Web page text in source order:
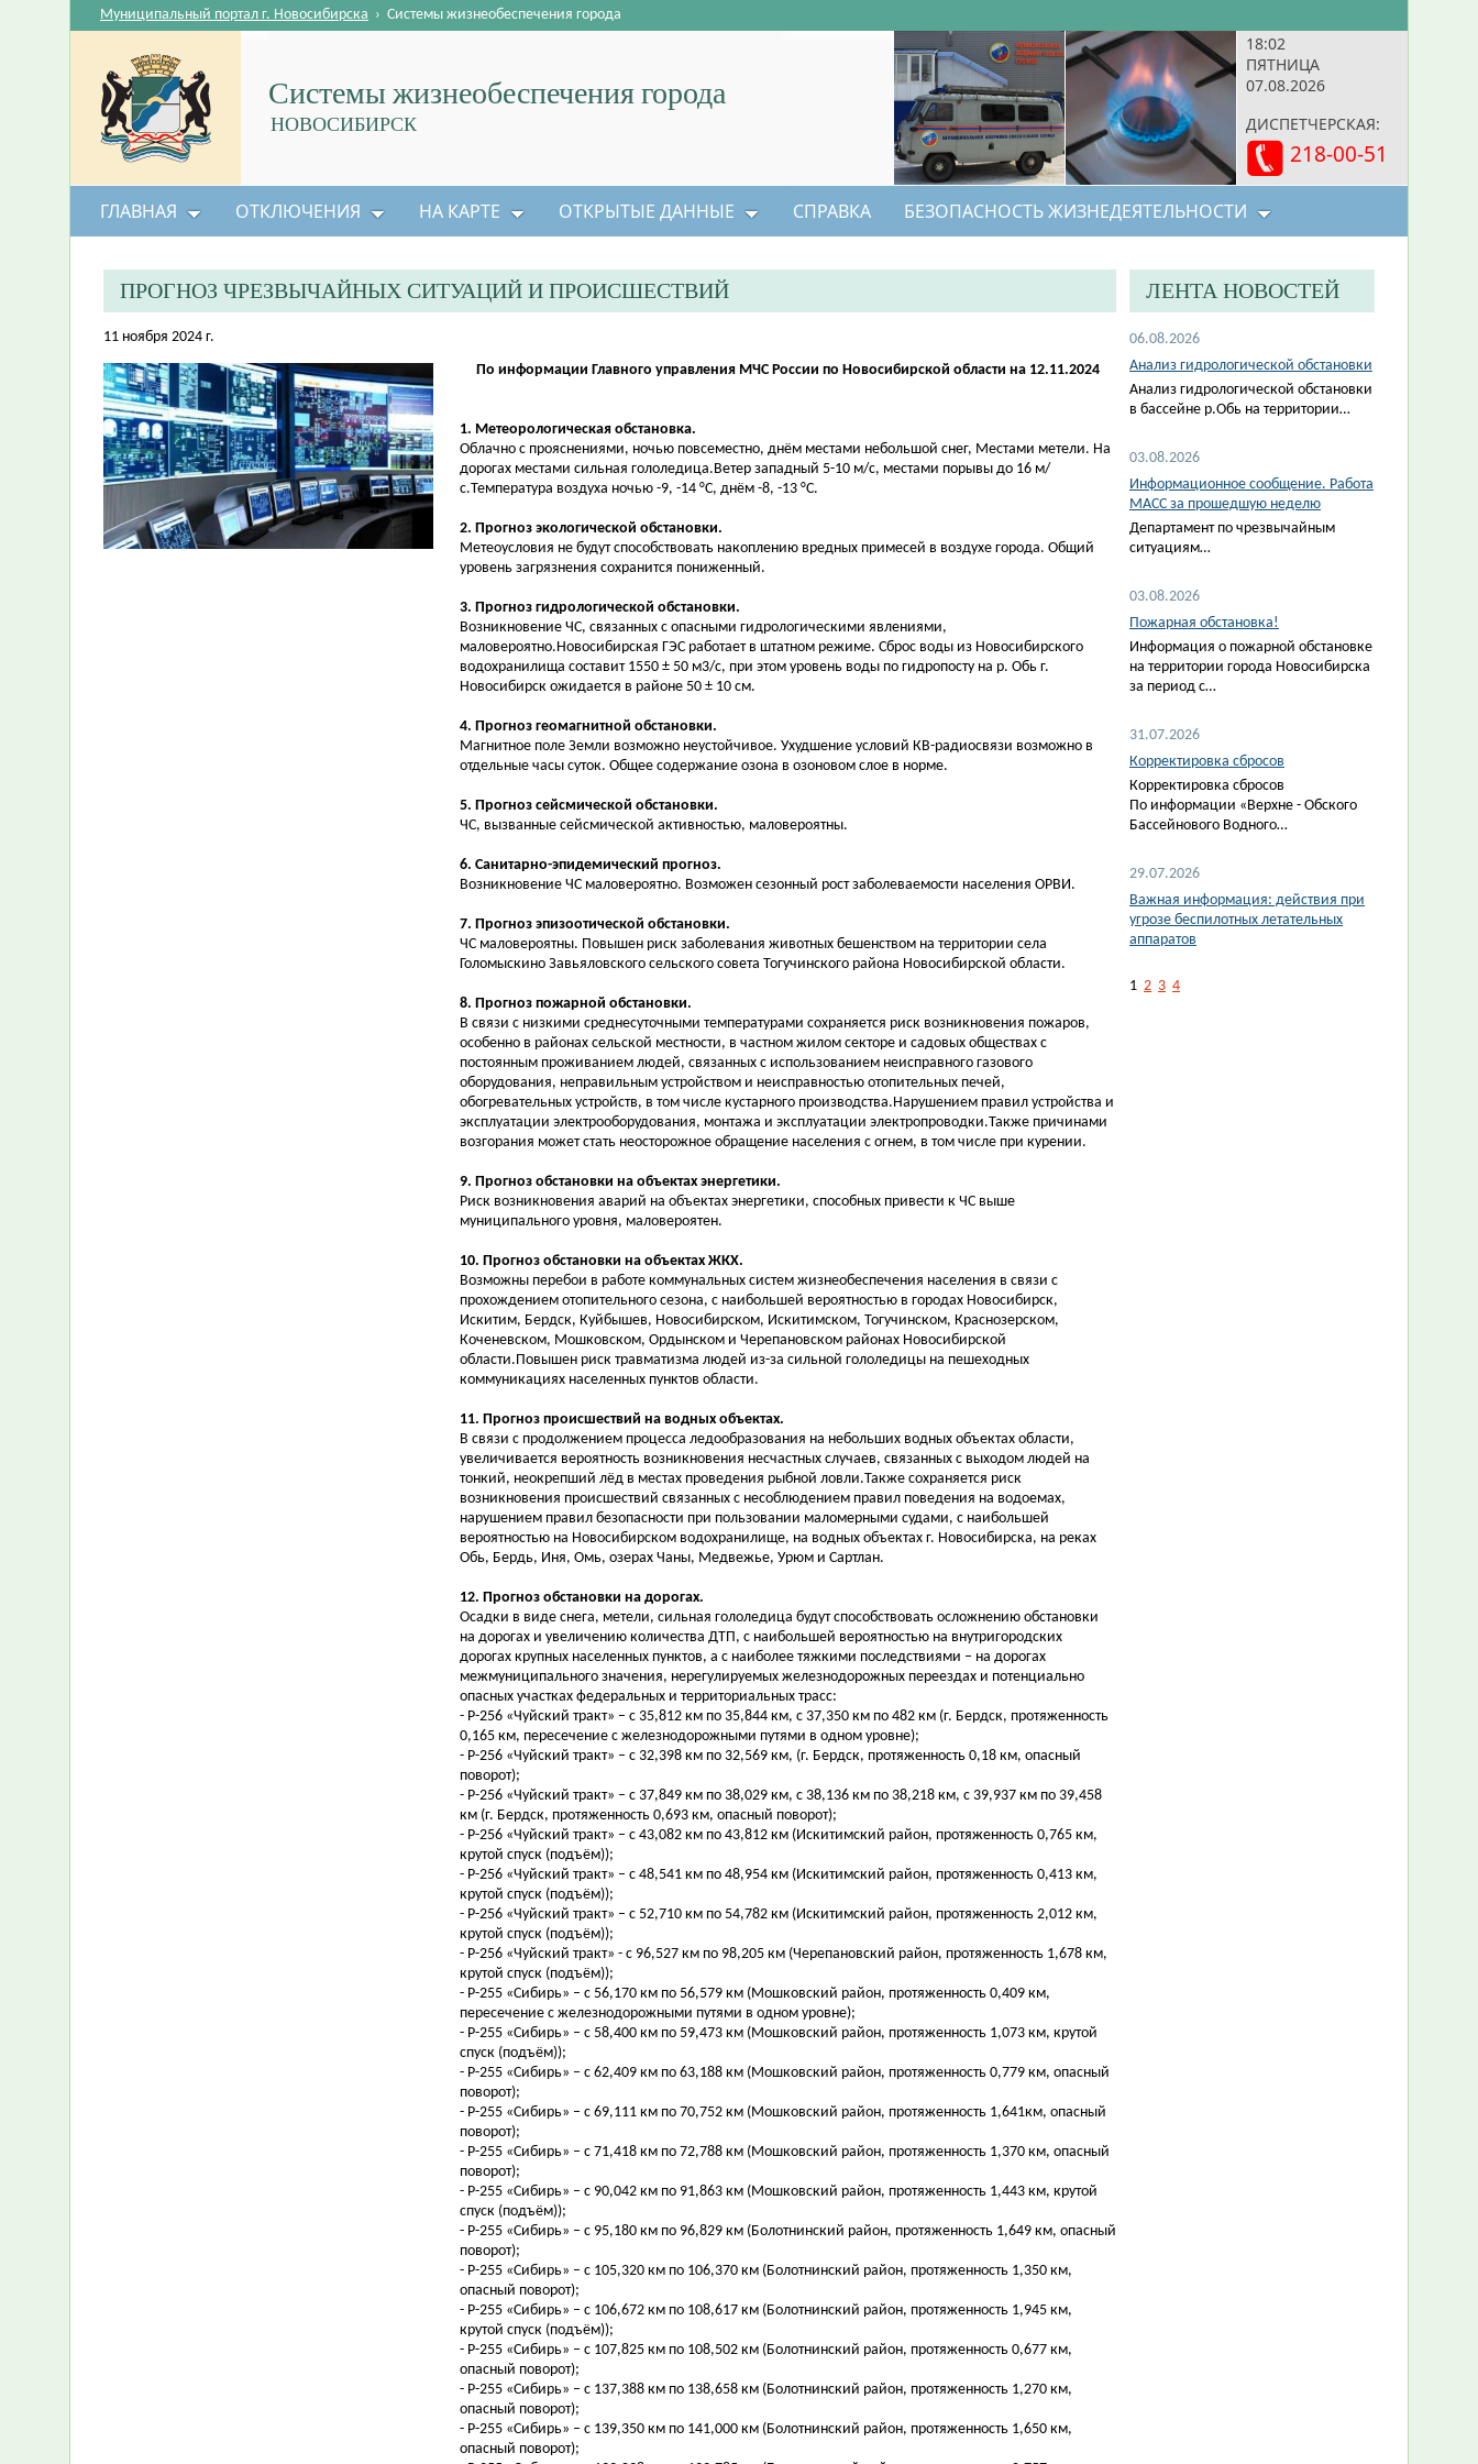
18:02
ПЯТНИЦА
07.08.2026
ДИСПЕТЧЕРСКАЯ:
218-00-51
Системы жизнеобеспечения города
НОВОСИБИРСК
Муниципальный портал г. Новосибирска › Системы жизнеобеспечения города
ГЛАВНАЯ ОТКЛЮЧЕНИЯ НА КАРТЕ ОТКРЫТЫЕ ДАННЫЕ СПРАВКА БЕЗОПАСНОСТЬ ЖИЗНЕДЕЯТЕЛЬНОСТИ
ПРОГНОЗ ЧРЕЗВЫЧАЙНЫХ СИТУАЦИЙ И ПРОИСШЕСТВИЙ
11 ноября 2024 г.
По информации Главного управления МЧС России по Новосибирской области на 12.11.2024
1. Метеорологическая обстановка.
Облачно с прояснениями, ночью повсеместно, днём местами небольшой снег, Местами метели. На
дорогах местами сильная гололедица.Ветер западный 5-10 м/с, местами порывы до 16 м/
с.Температура воздуха ночью -9, -14 °С, днём -8, -13 °С.
2. Прогноз экологической обстановки.
Метеоусловия не будут способствовать накоплению вредных примесей в воздухе города. Общий
уровень загрязнения сохранится пониженный.
3. Прогноз гидрологической обстановки.
Возникновение ЧС, связанных с опасными гидрологическими явлениями,
маловероятно.Новосибирская ГЭС работает в штатном режиме. Сброс воды из Новосибирского
водохранилища составит 1550 ± 50 м3/с, при этом уровень воды по гидропосту на р. Обь г.
Новосибирск ожидается в районе 50 ± 10 см.
4. Прогноз геомагнитной обстановки.
Магнитное поле Земли возможно неустойчивое. Ухудшение условий КВ-радиосвязи возможно в
отдельные часы суток. Общее содержание озона в озоновом слое в норме.
5. Прогноз сейсмической обстановки.
ЧС, вызванные сейсмической активностью, маловероятны.
6. Санитарно-эпидемический прогноз.
Возникновение ЧС маловероятно. Возможен сезонный рост заболеваемости населения ОРВИ.
7. Прогноз эпизоотической обстановки.
ЧС маловероятны. Повышен риск заболевания животных бешенством на территории села
Голомыскино Завьяловского сельского совета Тогучинского района Новосибирской области.
8. Прогноз пожарной обстановки.
В связи с низкими среднесуточными температурами сохраняется риск возникновения пожаров,
особенно в районах сельской местности, в частном жилом секторе и садовых обществах с
постоянным проживанием людей, связанных с использованием неисправного газового
оборудования, неправильным устройством и неисправностью отопительных печей,
обогревательных устройств, в том числе кустарного производства.Нарушением правил устройства и
эксплуатации электрооборудования, монтажа и эксплуатации электропроводки.Также причинами
возгорания может стать неосторожное обращение населения с огнем, в том числе при курении.
9. Прогноз обстановки на объектах энергетики.
Риск возникновения аварий на объектах энергетики, способных привести к ЧС выше
муниципального уровня, маловероятен.
10. Прогноз обстановки на объектах ЖКХ.
Возможны перебои в работе коммунальных систем жизнеобеспечения населения в связи с
прохождением отопительного сезона, с наибольшей вероятностью в городах Новосибирск,
Искитим, Бердск, Куйбышев, Новосибирском, Искитимском, Тогучинском, Краснозерском,
Коченевском, Мошковском, Ордынском и Черепановском районах Новосибирской
области.Повышен риск травматизма людей из-за сильной гололедицы на пешеходных
коммуникациях населенных пунктов области.
11. Прогноз происшествий на водных объектах.
В связи с продолжением процесса ледообразования на небольших водных объектах области,
увеличивается вероятность возникновения несчастных случаев, связанных с выходом людей на
тонкий, неокрепший лёд в местах проведения рыбной ловли.Также сохраняется риск
возникновения происшествий связанных с несоблюдением правил поведения на водоемах,
нарушением правил безопасности при пользовании маломерными судами, с наибольшей
вероятностью на Новосибирском водохранилище, на водных объектах г. Новосибирска, на реках
Обь, Бердь, Иня, Омь, озерах Чаны, Медвежье, Урюм и Сартлан.
12. Прогноз обстановки на дорогах.
Осадки в виде снега, метели, сильная гололедица будут способствовать осложнению обстановки
на дорогах и увеличению количества ДТП, с наибольшей вероятностью на внутригородских
дорогах крупных населенных пунктов, а с наиболее тяжкими последствиями – на дорогах
межмуниципального значения, нерегулируемых железнодорожных переездах и потенциально
опасных участках федеральных и территориальных трасс:
- Р-256 «Чуйский тракт» – с 35,812 км по 35,844 км, с 37,350 км по 482 км (г. Бердск, протяженность
0,165 км, пересечение с железнодорожными путями в одном уровне);
- Р-256 «Чуйский тракт» – с 32,398 км по 32,569 км, (г. Бердск, протяженность 0,18 км, опасный
поворот);
- Р-256 «Чуйский тракт» – с 37,849 км по 38,029 км, с 38,136 км по 38,218 км, с 39,937 км по 39,458
км (г. Бердск, протяженность 0,693 км, опасный поворот);
- Р-256 «Чуйский тракт» – с 43,082 км по 43,812 км (Искитимский район, протяженность 0,765 км,
крутой спуск (подъём));
- Р-256 «Чуйский тракт» – с 48,541 км по 48,954 км (Искитимский район, протяженность 0,413 км,
крутой спуск (подъём));
- Р-256 «Чуйский тракт» – с 52,710 км по 54,782 км (Искитимский район, протяженность 2,012 км,
крутой спуск (подъём));
- Р-256 «Чуйский тракт» - с 96,527 км по 98,205 км (Черепановский район, протяженность 1,678 км,
крутой спуск (подъём));
- Р-255 «Сибирь» – с 56,170 км по 56,579 км (Мошковский район, протяженность 0,409 км,
пересечение с железнодорожными путями в одном уровне);
- Р-255 «Сибирь» – с 58,400 км по 59,473 км (Мошковский район, протяженность 1,073 км, крутой
спуск (подъём));
- Р-255 «Сибирь» – с 62,409 км по 63,188 км (Мошковский район, протяженность 0,779 км, опасный
поворот);
- Р-255 «Сибирь» – с 69,111 км по 70,752 км (Мошковский район, протяженность 1,641км, опасный
поворот);
- Р-255 «Сибирь» – с 71,418 км по 72,788 км (Мошковский район, протяженность 1,370 км, опасный
поворот);
- Р-255 «Сибирь» – с 90,042 км по 91,863 км (Мошковский район, протяженность 1,443 км, крутой
спуск (подъём));
- Р-255 «Сибирь» – с 95,180 км по 96,829 км (Болотнинский район, протяженность 1,649 км, опасный
поворот);
- Р-255 «Сибирь» – с 105,320 км по 106,370 км (Болотнинский район, протяженность 1,350 км,
опасный поворот);
- Р-255 «Сибирь» – с 106,672 км по 108,617 км (Болотнинский район, протяженность 1,945 км,
крутой спуск (подъём));
- Р-255 «Сибирь» – с 107,825 км по 108,502 км (Болотнинский район, протяженность 0,677 км,
опасный поворот);
- Р-255 «Сибирь» – с 137,388 км по 138,658 км (Болотнинский район, протяженность 1,270 км,
опасный поворот);
- Р-255 «Сибирь» – с 139,350 км по 141,000 км (Болотнинский район, протяженность 1,650 км,
опасный поворот);
ЛЕНТА НОВОСТЕЙ
06.08.2026
Анализ гидрологической обстановки
Анализ гидрологической обстановки
в бассейне р.Обь на территории…
03.08.2026
Информационное сообщение. Работа
МАСС за прошедшую неделю
Департамент по чрезвычайным
ситуациям…
03.08.2026
Пожарная обстановка!
Информация о пожарной обстановке
на территории города Новосибирска
за период с…
31.07.2026
Корректировка сбросов
Корректировка сбросов
По информации «Верхне - Обского
Бассейнового Водного…
29.07.2026
Важная информация: действия при
угрозе беспилотных летательных
аппаратов
1 2 3 4